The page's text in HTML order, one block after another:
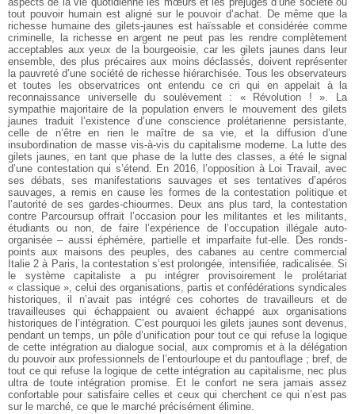
tout pouvoir humain est aligné sur le pouvoir d’achat. De même que la
richesse humaine des gilets-jaunes est haïssable et considérée comme
criminelle, la richesse en argent ne peut pas les rendre complètement
acceptables aux yeux de la bourgeoisie, car les gilets jaunes dans leur
ensemble, des plus précaires aux moins déclassés, doivent représenter
la pauvreté d’une société de richesse hiérarchisée. Tous les observateurs
et toutes les observatrices ont entendu ce cri qui en appelait à la
reconnaissance universelle du soulèvement : « Révolution ! ». La
sympathie majoritaire de la population envers le mouvement des gilets
jaunes traduit l’existence d’une conscience prolétarienne persistante,
celle de n’être en rien le maître de sa vie, et la diffusion d’une
insubordination de masse vis-à-vis du capitalisme moderne. La lutte des
gilets jaunes, en tant que phase de la lutte des classes, a été le signal
d’une contestation qui s’étend. En 2016, l’opposition à Loi Travail, avec
ses débats, ses manifestations sauvages et ses tentatives d’apéros
sauvages, a remis en cause les formes de la contestation politique et
l’autorité de ses gardes-chiourmes. Deux ans plus tard, la contestation
contre Parcoursup offrait l’occasion pour les militantes et les militants,
étudiants ou non, de faire l’expérience de l’occupation illégale auto-
organisée – aussi éphémère, partielle et imparfaite fut-elle. Des ronds-
points aux maisons des peuples, des cabanes au centre commercial
Italie 2 à Paris, la contestation s’est prolongée, intensifiée, radicalisée. Si
le système capitaliste a pu intégrer provisoirement le prolétariat
« classique », celui des organisations, partis et confédérations syndicales
historiques, il n’avait pas intégré ces cohortes de travailleurs et de
travailleuses qui échappaient ou avaient échappé aux organisations
historiques de l’intégration. C’est pourquoi les gilets jaunes sont devenus,
pendant un temps, un pôle d’unification pour tout ce qui refuse la logique
de cette intégration au dialogue social, aux compromis et à la délégation
du pouvoir aux professionnels de l’entourloupe et du pantouflage ; bref, de
tout ce qui refuse la logique de cette intégration au capitalisme, nec plus
ultra de toute intégration promise. Et le confort ne sera jamais assez
confortable pour satisfaire celles et ceux qui cherchent ce qui n’est pas
sur le marché, ce que le marché précisément élimine.